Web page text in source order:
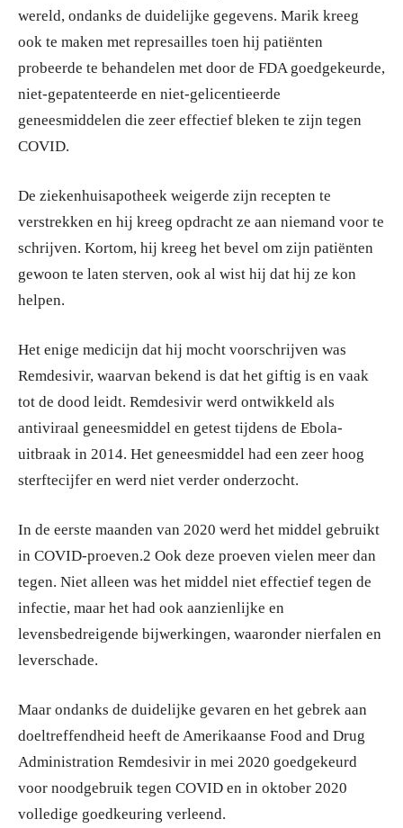
wereld, ondanks de duidelijke gegevens. Marik kreeg
ook te maken met represailles toen hij patiënten
probeerde te behandelen met door de FDA goedgekeurde,
niet-gepatenteerde en niet-gelicentieerde
geneesmiddelen die zeer effectief bleken te zijn tegen
COVID.
De ziekenhuisapotheek weigerde zijn recepten te
verstrekken en hij kreeg opdracht ze aan niemand voor te
schrijven. Kortom, hij kreeg het bevel om zijn patiënten
gewoon te laten sterven, ook al wist hij dat hij ze kon
helpen.
Het enige medicijn dat hij mocht voorschrijven was
Remdesivir, waarvan bekend is dat het giftig is en vaak
tot de dood leidt. Remdesivir werd ontwikkeld als
antiviraal geneesmiddel en getest tijdens de Ebola-
uitbraak in 2014. Het geneesmiddel had een zeer hoog
sterftecijfer en werd niet verder onderzocht.
In de eerste maanden van 2020 werd het middel gebruikt
in COVID-proeven.2 Ook deze proeven vielen meer dan
tegen. Niet alleen was het middel niet effectief tegen de
infectie, maar het had ook aanzienlijke en
levensbedreigende bijwerkingen, waaronder nierfalen en
leverschade.
Maar ondanks de duidelijke gevaren en het gebrek aan
doeltreffendheid heeft de Amerikaanse Food and Drug
Administration Remdesivir in mei 2020 goedgekeurd
voor noodgebruik tegen COVID en in oktober 2020
volledige goedkeuring verleend.